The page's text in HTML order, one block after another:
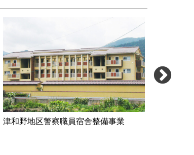
津和野地区警察職員宿舎整備事業